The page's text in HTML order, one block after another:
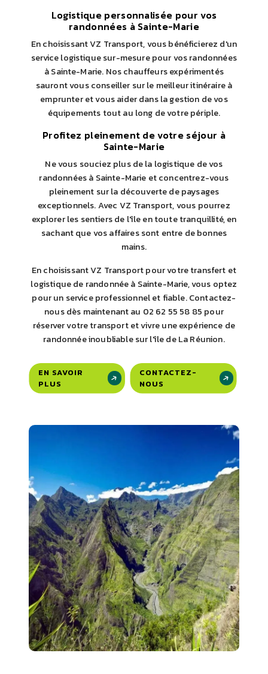
Logistique personnalisée pour vos
randonnées à Sainte-Marie
En choisissant VZ Transport, vous bénéficierez d'un
service logistique sur-mesure pour vos randonnées
à Sainte-Marie. Nos chauffeurs expérimentés
sauront vous conseiller sur le meilleur itinéraire à
emprunter et vous aider dans la gestion de vos
équipements tout au long de votre périple.
Profitez pleinement de votre séjour à
Sainte-Marie
Ne vous souciez plus de la logistique de vos
randonnées à Sainte-Marie et concentrez-vous
pleinement sur la découverte de paysages
exceptionnels. Avec VZ Transport, vous pourrez
explorer les sentiers de l'île en toute tranquillité, en
sachant que vos affaires sont entre de bonnes
mains.
En choisissant VZ Transport pour votre transfert et
logistique de randonnée à Sainte-Marie, vous optez
pour un service professionnel et fiable. Contactez-
nous dès maintenant au 02 62 55 58 85 pour
réserver votre transport et vivre une expérience de
randonnée inoubliable sur l'île de La Réunion.
EN SAVOIR
PLUS
CONTACTEZ-
NOUS